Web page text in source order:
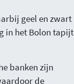
geel en zwart
in het Bolon tapijt
banken zijn
de